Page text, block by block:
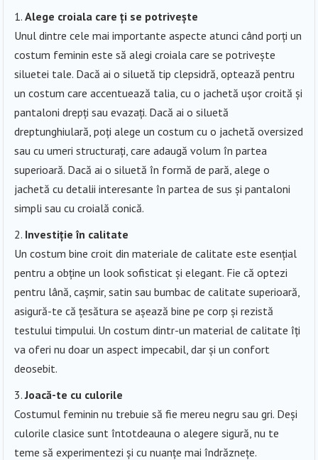
Alege croiala care ți se potrivește
Unul dintre cele mai importante aspecte atunci când porți un
costum feminin este să alegi croiala care se potrivește
siluetei tale. Dacă ai o siluetă tip clepsidră, optează pentru
un costum care accentuează talia, cu o jachetă ușor croită și
pantaloni drepți sau evazați. Dacă ai o siluetă
dreptunghiulară, poți alege un costum cu o jachetă oversized
sau cu umeri structurați, care adaugă volum în partea
superioară. Dacă ai o siluetă în formă de pară, alege o
jachetă cu detalii interesante în partea de sus și pantaloni
simpli sau cu croială conică.
Investiție în calitate
Un costum bine croit din materiale de calitate este esențial
pentru a obține un look sofisticat și elegant. Fie că optezi
pentru lână, cașmir, satin sau bumbac de calitate superioară,
asigură-te că țesătura se așează bine pe corp și rezistă
testului timpului. Un costum dintr-un material de calitate îți
va oferi nu doar un aspect impecabil, dar și un confort
deosebit.
Joacă-te cu culorile
Costumul feminin nu trebuie să fie mereu negru sau gri. Deși
culorile clasice sunt întotdeauna o alegere sigură, nu te
teme să experimentezi și cu nuanțe mai îndrăznețe.